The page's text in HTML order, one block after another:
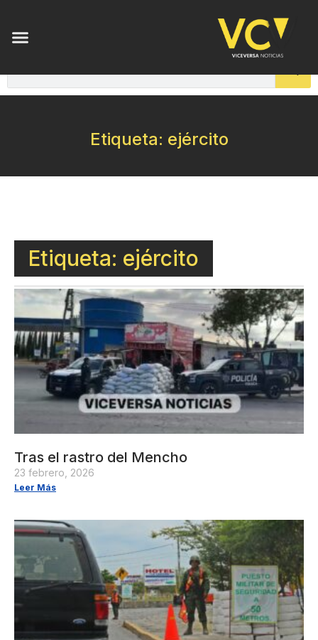
Etiqueta: ejército
Etiqueta: ejército
Tras el rastro del Mencho
23 febrero, 2026
Leer Más